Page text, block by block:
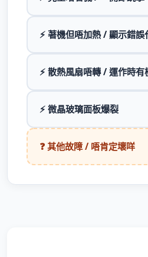
⚡ 著機但唔加熱 / 顯示錯
⚡ 散熱風扇唔轉 / 運作時有
⚡ 微晶玻璃面板爆裂
❓ 其他故障 / 唔肯定壞咩